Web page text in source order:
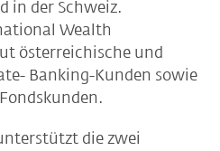
in der Schweiz.
Wealth
österreichische und
Banking-Kunden sowie
die zwei